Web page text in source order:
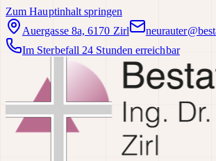
Zum Hauptinhalt springen
Auergasse 8a, 6170 Zirl
Im Sterbefall 24 Stunden erreichbar